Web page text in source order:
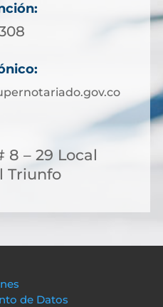
8 – 29 Local
Triunfo
de Datos